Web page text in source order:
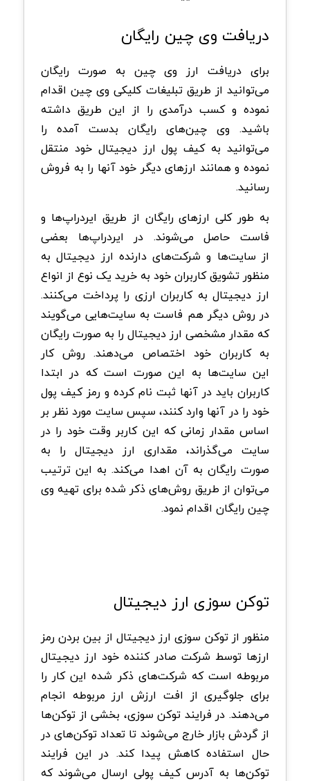
دریافت وی چین رایگان
برای دریافت ارز وی چین به صورت رایگان
می‌توانید از طریق تبلیغات کلیکی وی چین اقدام
نموده و کسب درآمدی را از این طریق داشته
باشید. وی چین‌های رایگان بدست آمده را
می‌توانید به کیف پول ارز دیجیتال خود منتقل
نموده و همانند ارزهای دیگر خود آنها را به فروش
رسانید.
به طور کلی ارزهای رایگان از طریق ایردراپ‌ها و
فاست حاصل می‌شوند. در ایردراپ‌ها بعضی
از سایت‌ها و شرکت‌های دارنده ارز دیجیتال به
منظور تشویق کاربران خود به خرید یک نوع از انواع
ارز دیجیتال به کاربران ارزی را پرداخت می‌کنند.
در روش دیگر هم فاست به سایت‌هایی می‌گویند
که مقدار مشخصی ارز دیجیتال را به صورت رایگان
به کاربران خود اختصاص می‌دهند. روش کار
این سایت‌ها به این صورت است که در ابتدا
کاربران باید در آنها ثبت نام کرده و رمز کیف پول
خود را در آنها وارد کنند، سپس سایت مورد نظر بر
اساس مقدار زمانی که این کاربر وقت خود را در
سایت می‌گذراند، مقداری ارز دیجیتال را به
صورت رایگان به آن اهدا می‌کند. به این ترتیب
می‌توان از طریق روش‌های ذکر شده برای تهیه وی
چین رایگان اقدام نمود.
توکن سوزی ارز دیجیتال
منظور از توکن سوزی ارز دیجیتال از بین بردن رمز
ارزها توسط شرکت صادر کننده خود ارز دیجیتال
مربوطه است که شرکت‌های ذکر شده این کار را
برای جلوگیری از افت ارزش ارز مربوطه انجام
می‌دهند. در فرایند توکن سوزی، بخشی از توکن‌ها
از گردش بازار خارج می‌شوند تا تعداد توکن‌های در
حال استفاده کاهش پیدا کند. در این فرایند
توکن‌ها به آدرس کیف پولی ارسال می‌شوند که